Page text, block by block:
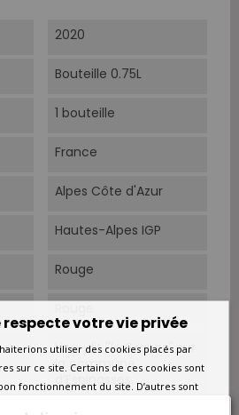
2020
Bouteille 0.75L
1 bouteille
France
Alpes Côte d'Azur
Hautes-Alpes IGP
Rouge
Lieu-dit ''le Gravas'' sur
la commune
d’Espinasses.
respecte votre vie privée
utiliser des cookies placés par
sur ce site. Certains de ces cookies sont
fonctionnement du site. D’autres sont